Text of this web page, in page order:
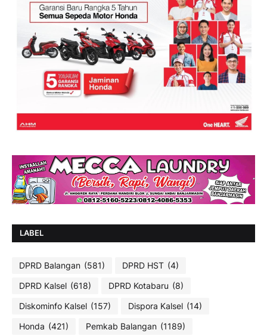
LABEL
DPRD Balangan (581) DPRD HST (4)
DPRD Kalsel (618) DPRD Kotabaru (8)
Diskominfo Kalsel (157) Dispora Kalsel (14)
Honda (421) Pemkab Balangan (1189)